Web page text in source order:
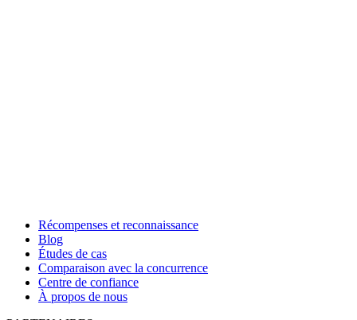
Récompenses et reconnaissance
Blog
Études de cas
Comparaison avec la concurrence
Centre de confiance
À propos de nous